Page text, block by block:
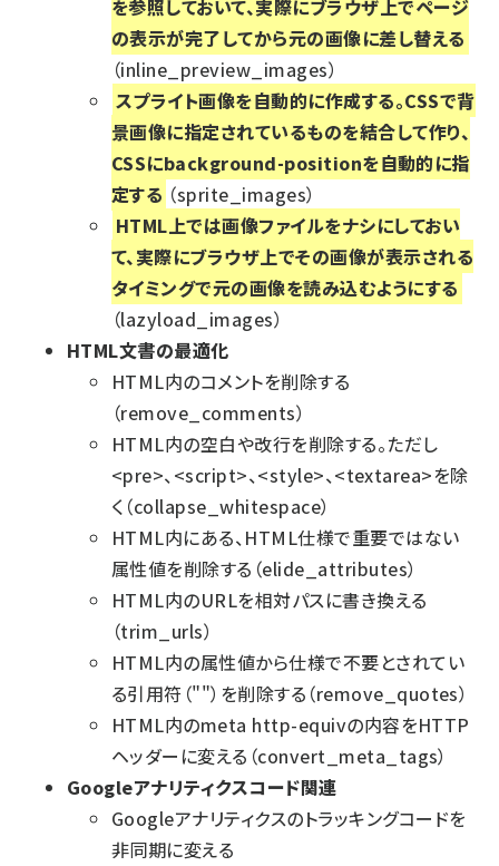
を参照しておいて、実際にブラウザ上でページ
の表示が完了してから元の画像に差し替える
（inline_preview_images）
スプライト画像を自動的に作成する。CSSで背
景画像に指定されているものを結合して作り、
CSSにbackground-positionを自動的に指
定する （sprite_images）
HTML上では画像ファイルをナシにしておい
て、実際にブラウザ上でその画像が表示される
タイミングで元の画像を読み込むようにする
（lazyload_images）
HTML文書の最適化
HTML内のコメントを削除する
（remove_comments）
HTML内の空白や改行を削除する。ただし
<pre>、<script>、<style>、<textarea>を除
く（collapse_whitespace）
HTML内にある、HTML仕様で重要ではない
属性値を削除する（elide_attributes）
HTML内のURLを相対パスに書き換える
（trim_urls）
HTML内の属性値から仕様で不要とされてい
る引用符（""）を削除する（remove_quotes）
HTML内のmeta http-equivの内容をHTTP
ヘッダーに変える（convert_meta_tags）
Googleアナリティクスコード関連
Googleアナリティクスのトラッキングコードを
非同期に変える